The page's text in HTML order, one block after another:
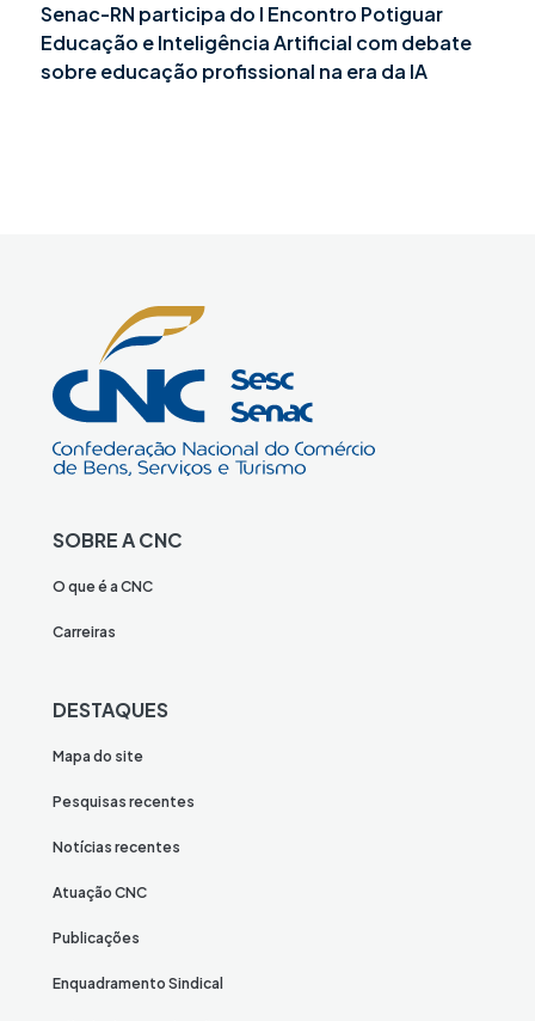
Senac-RN participa do I Encontro Potiguar
Educação e Inteligência Artificial com debate
sobre educação profissional na era da IA
SOBRE A CNC
O que é a CNC
Carreiras
DESTAQUES
Mapa do site
Pesquisas recentes
Notícias recentes
Atuação CNC
Publicações
Enquadramento Sindical